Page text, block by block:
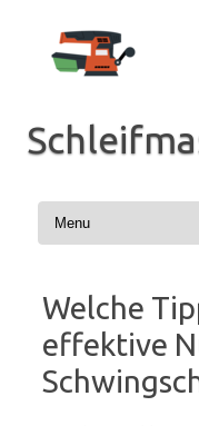
springen
Welche
effektive